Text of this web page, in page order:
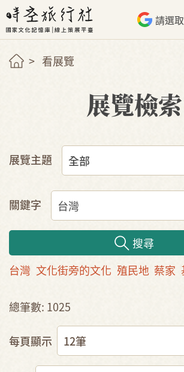
請選
看展覽
展覽檢索
展覽主題
關鍵字
搜尋
台灣 文化街旁的文化 殖民地 蔡家
總筆數: 1025
每頁顯示